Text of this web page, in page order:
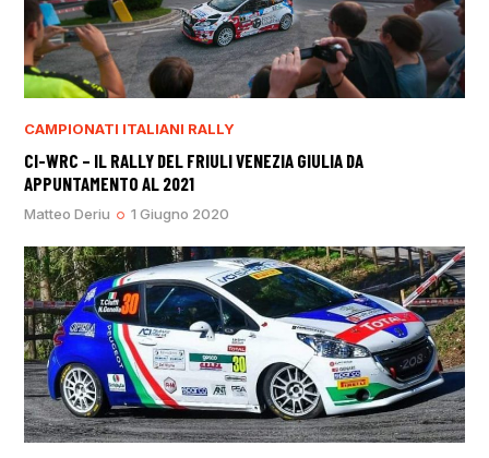
CAMPIONATI ITALIANI RALLY
CI-WRC – IL RALLY DEL FRIULI VENEZIA GIULIA DA
APPUNTAMENTO AL 2021
Matteo Deriu 1 Giugno 2020